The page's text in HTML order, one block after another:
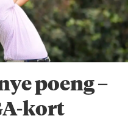
poeng –
kort